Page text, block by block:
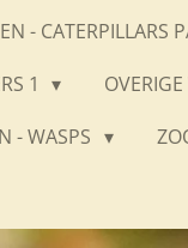
- CATERPILLARS
1
- WASPS